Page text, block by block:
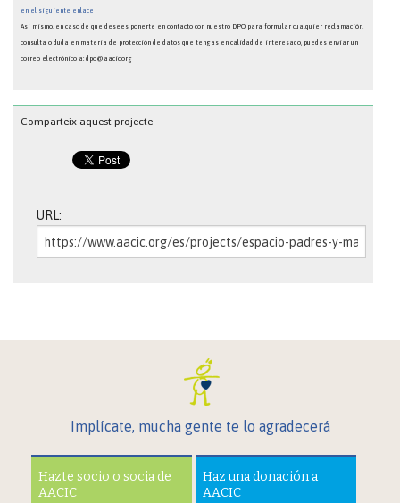
en el siguiente enlace
Así mismo, en caso de que desees ponerte en contacto con nuestro DPO para formular cualquier reclamación,
consulta o duda en materia de protección de datos que tengas en calidad de interesado, puedes enviar un
correo electrónico a: dpo@aacic.org
Comparteix aquest projecte
URL:
Implícate, mucha gente te lo agradecerá
Hazte socio o socia de
AACIC
Haz una donación a
AACIC